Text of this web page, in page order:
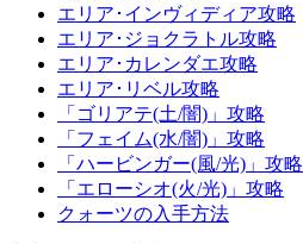
エリア･インヴィディア攻略
エリア･ジョクラトル攻略
エリア･カレンダエ攻略
エリア･リベル攻略
「ゴリアテ(土/闇)」攻略
「フェイム(水/闇)」攻略
「ハービンガー(風/光)」攻略
「エローシオ(火/光)」攻略
クォーツの入手方法